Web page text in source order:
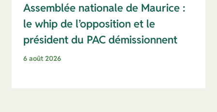
Assemblée nationale de Maurice :
le whip de l’opposition et le
président du PAC démissionnent
6 août 2026